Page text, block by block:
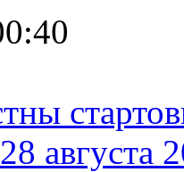
августа